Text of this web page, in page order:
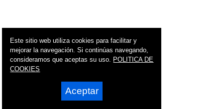
Este sitio web utiliza cookies para facilitar y
mejorar la navegación. Si continúas navegando,
consideramos que aceptas su uso. POLITICA DE
COOKIES
Aceptar